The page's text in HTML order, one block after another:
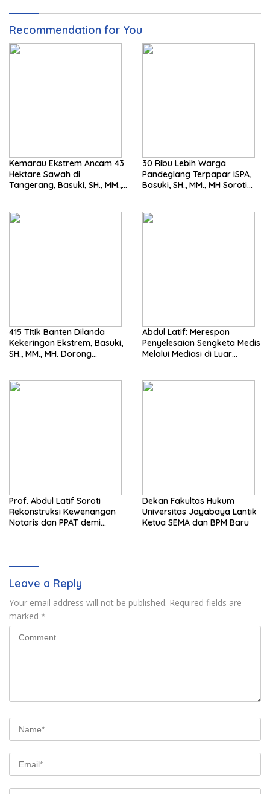
Recommendation for You
Kemarau Ekstrem Ancam 43
Hektare Sawah di
Tangerang, Basuki, SH., MM.,
30 Ribu Lebih Warga
Pandeglang Terpapar ISPA,
Basuki, SH., MM., MH Soroti
415 Titik Banten Dilanda
Kekeringan Ekstrem, Basuki,
SH., MM., MH. Dorong
Abdul Latif: Merespon
Penyelesaian Sengketa Medis
Melalui Mediasi di Luar
Prof. Abdul Latif Soroti
Rekonstruksi Kewenangan
Notaris dan PPAT demi
Dekan Fakultas Hukum
Universitas Jayabaya Lantik
Ketua SEMA dan BPM Baru
Leave a Reply
Your email address will not be published. Required fields are
marked *